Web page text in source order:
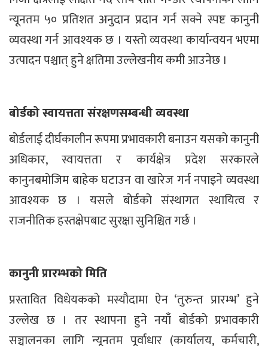
न्यूनतम ५० प्रतिशत अनुदान प्रदान गर्न सक्ने स्पष्ट कानुनी
व्यवस्था गर्न आवश्यक छ । यस्तो व्यवस्था कार्यान्वयन भएमा
उत्पादन पश्चात् हुने क्षतिमा उल्लेखनीय कमी आउनेछ ।
बोर्डको स्वायत्तता संरक्षणसम्बन्धी व्यवस्था
बोर्डलाई दीर्घकालीन रूपमा प्रभावकारी बनाउन यसको कानुनी
अधिकार, स्वायत्तता र कार्यक्षेत्र प्रदेश सरकारले
कानुनबमोजिम बाहेक घटाउन वा खारेज गर्न नपाइने व्यवस्था
आवश्यक छ । यसले बोर्डको संस्थागत स्थायित्व र
राजनीतिक हस्तक्षेपबाट सुरक्षा सुनिश्चित गर्छ ।
कानुनी प्रारम्भको मिति
प्रस्तावित विधेयकको मस्यौदामा ऐन ‘तुरुन्त प्रारम्भ’ हुने
उल्लेख छ । तर स्थापना हुने नयाँ बोर्डको प्रभावकारी
सञ्चालनका लागि न्यूनतम पूर्वाधार (कार्यालय, कर्मचारी,